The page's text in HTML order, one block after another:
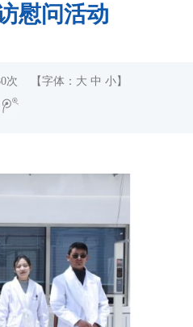
慰问活动
次 【字体： 大 中 小】